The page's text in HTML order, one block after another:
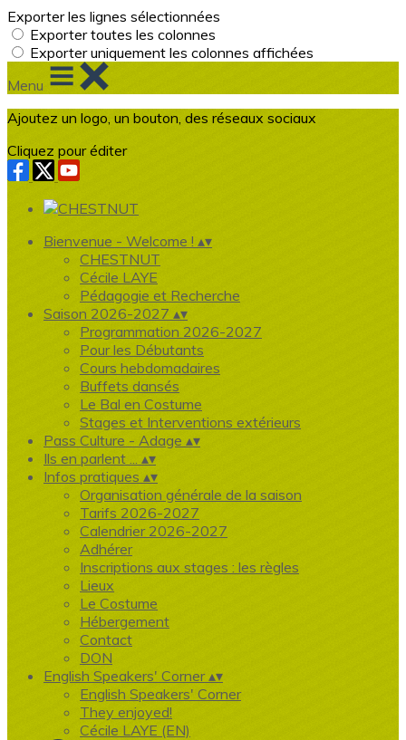
Exporter les lignes sélectionnées
Exporter toutes les colonnes
Exporter uniquement les colonnes affichées
Menu
Ajoutez un logo, un bouton, des réseaux sociaux
Cliquez pour éditer
Bienvenue - Welcome ! ▴▾
CHESTNUT
Cécile LAYE
Pédagogie et Recherche
Saison 2026-2027 ▴▾
Programmation 2026-2027
Pour les Débutants
Cours hebdomadaires
Buffets dansés
Le Bal en Costume
Stages et Interventions extérieurs
Pass Culture - Adage ▴▾
Ils en parlent ... ▴▾
Infos pratiques ▴▾
Organisation générale de la saison
Tarifs 2026-2027
Calendrier 2026-2027
Adhérer
Inscriptions aux stages : les règles
Lieux
Le Costume
Hébergement
Contact
DON
English Speakers' Corner▴▾
English Speakers' Corner
They enjoyed!
Cécile LAYE (EN)